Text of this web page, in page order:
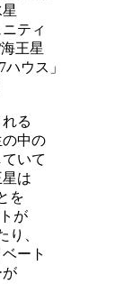
ティ
王星
ウス」
る
中の
いて
は
を
が
り、
ート
が